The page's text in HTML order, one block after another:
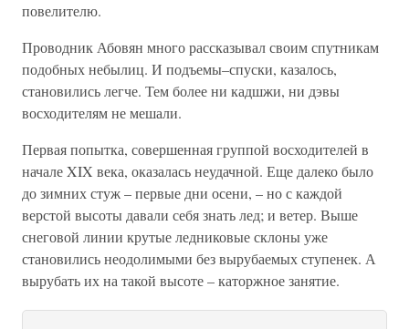
повелителю.
Проводник Абовян много рассказывал своим спутникам
подобных небылиц. И подъемы–спуски, казалось,
становились легче. Тем более ни кадшжи, ни дэвы
восходителям не мешали.
Первая попытка, совершенная группой восходителей в
начале XIX века, оказалась неудачной. Еще далеко было
до зимних стуж – первые дни осени, – но с каждой
верстой высоты давали себя знать лед; и ветер. Выше
снеговой линии крутые ледниковые склоны уже
становились неодолимыми без вырубаемых ступенек. А
вырубать их на такой высоте – каторжное занятие.